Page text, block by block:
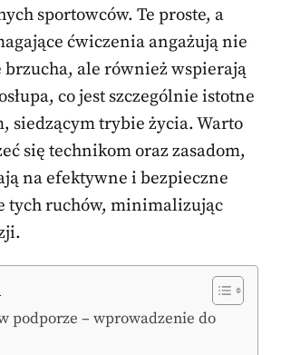
sportowców. Te proste, a
ćwiczenia angażują nie
ale również wspierają
co jest szczególnie istotne
siedzącym trybie życia. Warto
się technikom oraz zasadom,
na efektywne i bezpieczne
tych ruchów, minimalizując
podporze – wprowadzenie do